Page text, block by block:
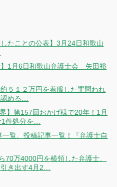
たことの公表】3月24日和歌山
】1月6日和歌山弁護士会 矢田裕
５１２万円を着服した罪問われ
める…
】第157回おかげ様で20年！1月
件処分を…
覧、投稿記事一覧！『弁護士自
70万4000円を横領した弁護士、
き出す4月2…